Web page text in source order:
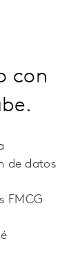
con
de datos
FMCG